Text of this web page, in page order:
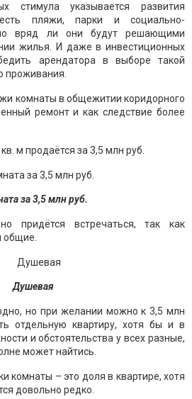
стимула указывается развития
пляжи, парки и социально-
вряд ли они будут решающими
жилья. И даже в инвестиционных
арендатора в выборе такой
проживания.
комнаты в общежитии коридорного
ремонт и как следствие более
м продаётся за 3,5 млн руб.
за 3,5 млн руб.
придётся встречаться, так как
общие.
Душевая
но при желании можно к 3,5 млн
отдельную квартиру, хотя бы и в
и обстоятельства у всех разные,
может найтись.
комнаты – это доля в квартире, хотя
довольно редко.